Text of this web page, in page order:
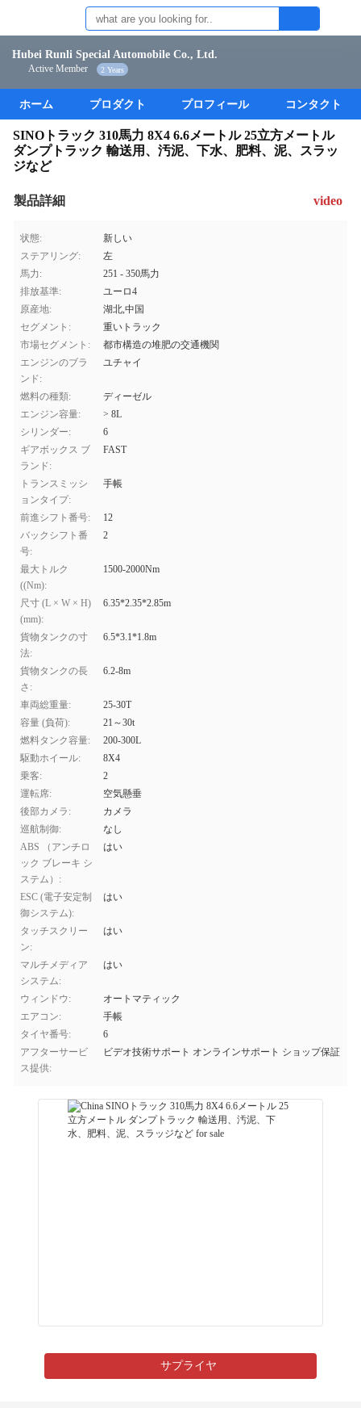
Hubei Runli Special Automobile Co., Ltd.
Active Member 2 Years
ホーム プロダクト プロフィール コンタクト
SINOトラック 310馬力 8X4 6.6メートル 25立方メートル
ダンプトラック 輸送用、汚泥、下水、肥料、泥、スラッ
ジなど
製品詳細 video
状態:
新しい
ステアリング:
左
馬力:
251 - 350馬力
排放基準:
ユーロ4
原産地:
湖北,中国
セグメント:
重いトラック
市場セグメント:
都市構造の堆肥の交通機関
エンジンのブラ
ンド:
ユチャイ
燃料の種類:
ディーゼル
エンジン容量:
> 8L
シリンダー:
6
ギアボックス ブ
ランド:
FAST
トランスミッシ
ョンタイプ:
手帳
前進シフト番号:
12
バックシフト番
号:
2
最大トルク
((Nm):
1500-2000Nm
尺寸 (L × W × H)
(mm):
6.35*2.35*2.85m
貨物タンクの寸
法:
6.5*3.1*1.8m
貨物タンクの長
さ:
6.2-8m
車両総重量:
25-30T
容量 (負荷):
21～30t
燃料タンク容量:
200-300L
駆動ホイール:
8X4
乗客:
2
運転席:
空気懸垂
後部カメラ:
カメラ
巡航制御:
なし
ABS （アンチロ
ック ブレーキ シ
ステム）:
はい
ESC (電子安定制
御システム):
はい
タッチスクリー
ン:
はい
マルチメディア
システム:
はい
ウィンドウ:
オートマティック
エアコン:
手帳
タイヤ番号:
6
アフターサービ
ス提供:
ビデオ技術サポート オンラインサポート ショップ保証
サプライヤ